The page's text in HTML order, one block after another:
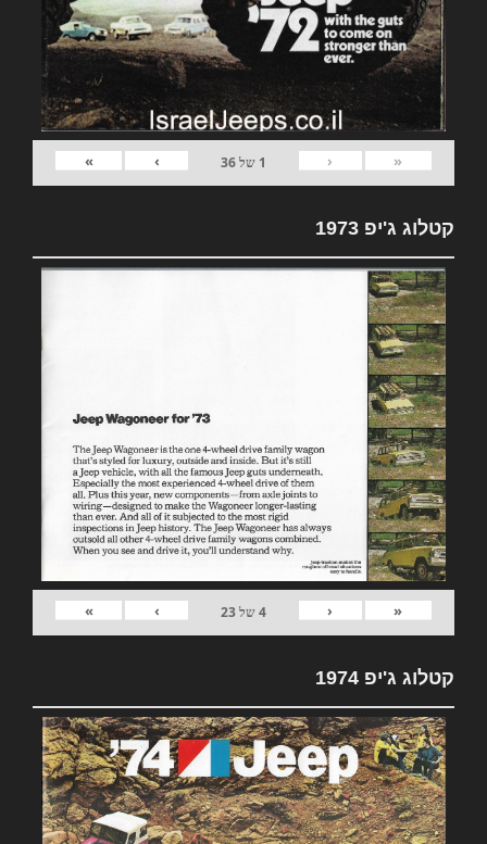
«
‹
1 של36
›
»
קטלוג ג'יפ 1973
«
‹
4של23
›
»
קטלוג ג'יפ 1974